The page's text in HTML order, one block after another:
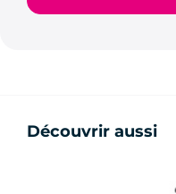
Découvrir aussi